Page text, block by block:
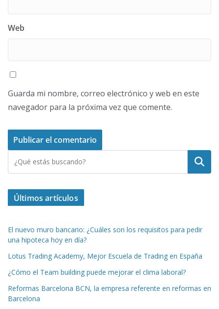
Web
Guarda mi nombre, correo electrónico y web en este
navegador para la próxima vez que comente.
Buscar
Últimos artículos
El nuevo muro bancario: ¿Cuáles son los requisitos para pedir
una hipoteca hoy en día?
Lotus Trading Academy, Mejor Escuela de Trading en España
¿Cómo el Team building puede mejorar el clima laboral?
Reformas Barcelona BCN, la empresa referente en reformas en
Barcelona